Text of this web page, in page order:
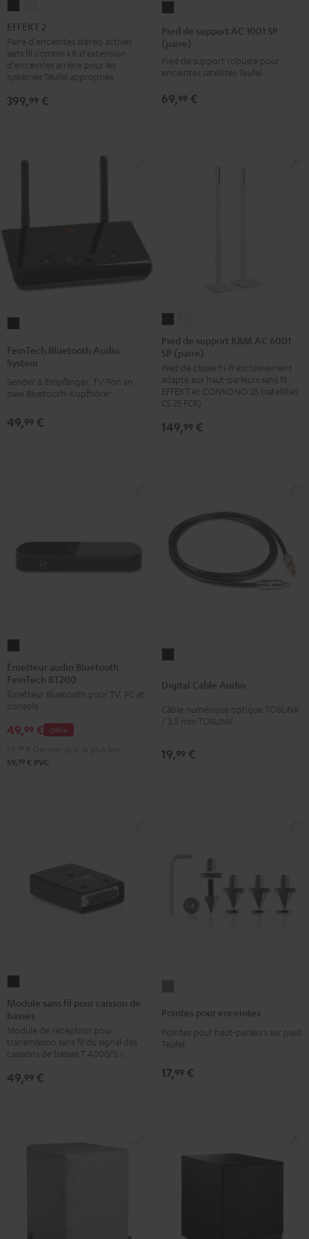
2
Noir
2
Blanc
EFFEKT 2
Paire d'enceintes stéréo actives
sans fil comme kit d'extension
d'enceintes arrière pour les
systèmes Teufel appropriés
399,99 €
de
support
AC
1001
(paire)
Pied de support AC 1001 SP
(paire)
Pied de support robuste pour
enceintes satellites Teufel
69,99 €
Audio
Noir
FeinTech Bluetooth Audio
System
Sender & Empfänger, TV-Ton an
zwei Bluetooth-Kopfhörer
49,99 €
de
support
K&M
AC
6001
(paire)
support
K&M
AC
6001
Pied de support K&M AC 6001
SP (paire)
Pied de classe hi-fi exclusivement
adapté aux haut-parleurs sans fil
EFFEKT et CONSONO 25 (satellites
CS 25 FCR)
149,99 €
audio
Bluetooth
FeinTech
BT200
Noir
Émetteur audio Bluetooth
FeinTech BT200
Émetteur Bluetooth pour TV, PC et
console
Offre
49,99 €
59, 99 € PVC
Audio
Noir
Digital Cable Audio
Câble numérique optique TOSLINK
/ 3,5 mm TOSLINK
19,99 €
sans
fil
pour
caisson
basses
Module sans fil pour caisson de
basses
Module de réception pour
transmission sans fil du signal des
caissons de basses T 4000/S 6000
49,99 €
enceintes
Titane
Pointes pour enceintes
Pointes pour haut-parleurs sur pied
Teufel
17,99 €